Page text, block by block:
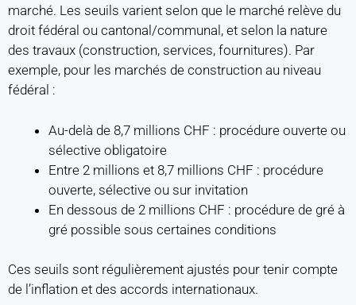
marché. Les seuils varient selon que le marché relève du
droit fédéral ou cantonal/communal, et selon la nature
des travaux (construction, services, fournitures). Par
exemple, pour les marchés de construction au niveau
fédéral :
Au-delà de 8,7 millions CHF : procédure ouverte ou
sélective obligatoire
Entre 2 millions et 8,7 millions CHF : procédure
ouverte, sélective ou sur invitation
En dessous de 2 millions CHF : procédure de gré à
gré possible sous certaines conditions
Ces seuils sont régulièrement ajustés pour tenir compte
de l’inflation et des accords internationaux.